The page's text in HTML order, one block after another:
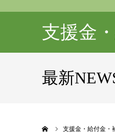
支援金
最新
支援金・給付金・